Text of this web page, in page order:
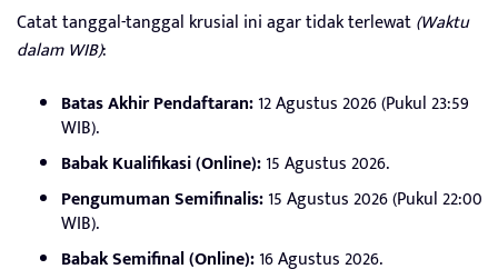
Catat tanggal-tanggal krusial ini agar tidak terlewat(Waktu
dalam WIB):
Batas Akhir Pendaftaran:12 Agustus 2026 (Pukul 23:59
WIB).
Babak Kualifikasi (Online):15 Agustus 2026.
Pengumuman Semifinalis:15 Agustus 2026 (Pukul 22:00
WIB).
Babak Semifinal (Online):16 Agustus 2026.